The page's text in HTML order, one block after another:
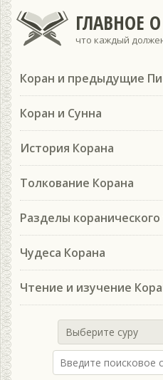
ГЛАВНОЕ
что каждый
Коран и предыдущие
Коран и Сунна
История Корана
Толкование Корана
Разделы коранического
Чудеса Корана
Чтение и изучение
Выберите суру